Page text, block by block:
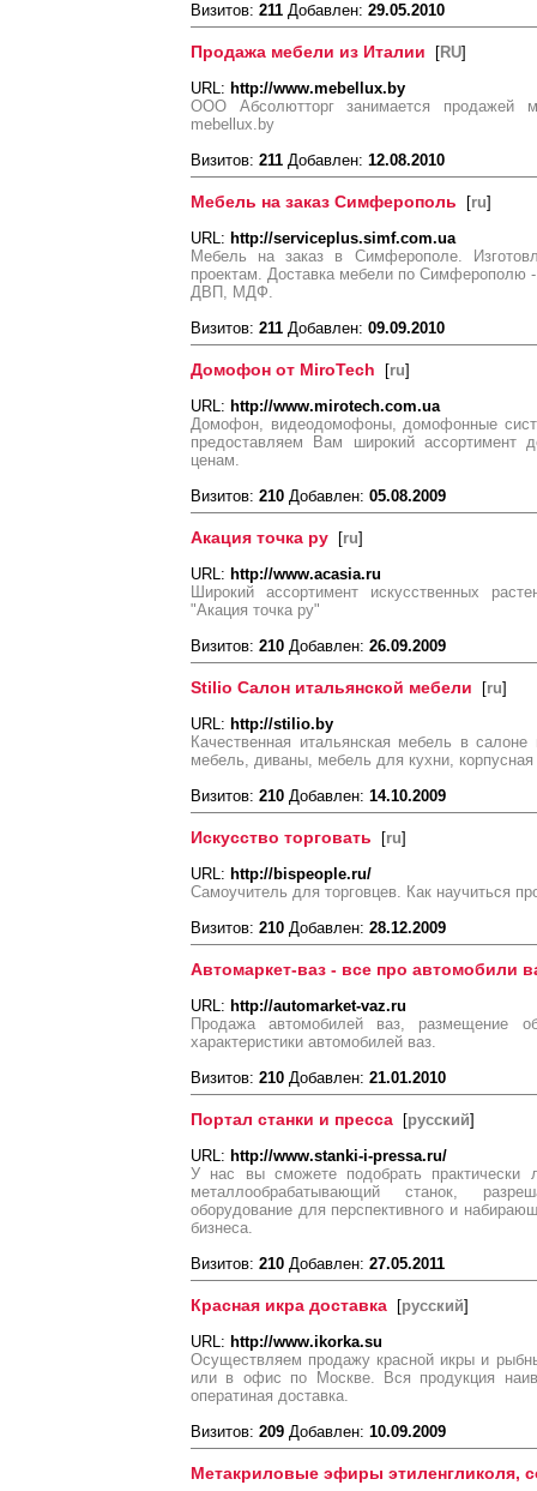
Визитов: 211 Добавлен: 29.05.2010
Продажа мебели из Италии [RU]
URL: http://www.mebellux.by
ООО Абсолютторг занимается продажей
mebellux.by
Визитов: 211 Добавлен: 12.08.2010
Мебель на заказ Симферополь [ru]
URL: http://serviceplus.simf.com.ua
Мебель на заказ в Симферополе.
проектам. Доставка мебели по
ДВП, МДФ.
Визитов: 211 Добавлен: 09.09.2010
Домофон от MiroTech [ru]
URL: http://www.mirotech.com.ua
Домофон, видеодомофоны, домофонные
предоставляем Вам широкий ассортимент
ценам.
Визитов: 210 Добавлен: 05.08.2009
Акация точка ру [ru]
URL: http://www.acasia.ru
Широкий ассортимент искусственных
"Акация точка ру"
Визитов: 210 Добавлен: 26.09.2009
Stilio Салон итальянской мебели [ru]
URL: http://stilio.by
Качественная итальянская мебель в
мебель, диваны, мебель для кухни,
Визитов: 210 Добавлен: 14.10.2009
Искусство торговать [ru]
URL: http://bispeople.ru/
Самоучитель для торговцев. Как научиться
Визитов: 210 Добавлен: 28.12.2009
Автомаркет-ваз - все про автомобили
URL: http://automarket-vaz.ru
Продажа автомобилей ваз, размещение
характеристики автомобилей ваз.
Визитов: 210 Добавлен: 21.01.2010
Портал станки и пресса [русский]
URL: http://www.stanki-i-pressa.ru/
У нас вы сможете подобрать практически
металлообрабатывающий станок,
оборудование для перспективного и
бизнеса.
Визитов: 210 Добавлен: 27.05.2011
Красная икра доставка [русский]
URL: http://www.ikorka.su
Осуществляем продажу красной икры и
или в офис по Москве. Вся продукция
оператиная доставка.
Визитов: 209 Добавлен: 10.09.2009
Метакриловые эфиры этиленгликоля,